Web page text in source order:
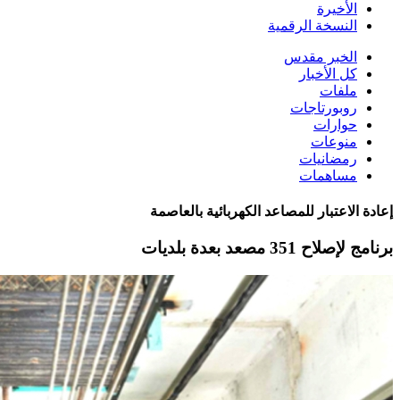
الأخيرة
النسخة الرقمية
الخبر مقدس
كل الأخبار
ملفات
روبورتاجات
حوارات
منوعات
رمضانيات
مساهمات
إعادة الاعتبار للمصاعد الكهربائية بالعاصمة
برنامج لإصلاح 351 مصعد بعدة بلديات